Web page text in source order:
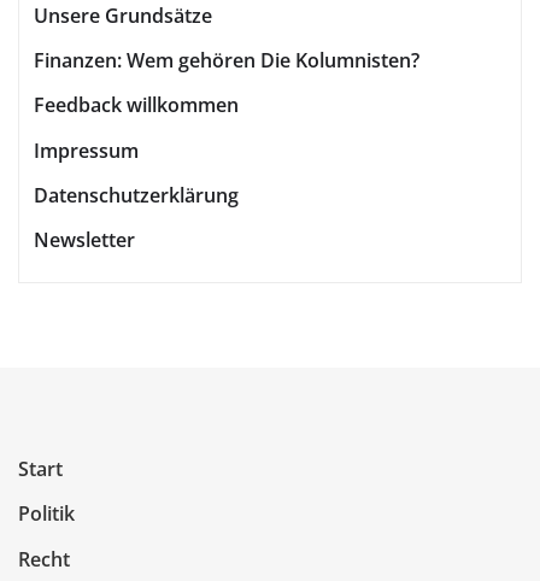
Unsere Grundsätze
Finanzen: Wem gehören Die Kolumnisten?
Feedback willkommen
Impressum
Datenschutzerklärung
Newsletter
Start
Politik
Recht